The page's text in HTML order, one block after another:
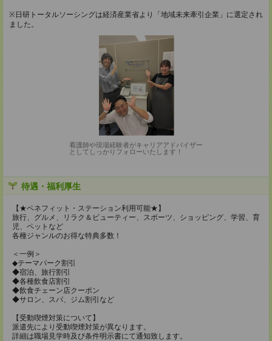
※日研トータルソーシングは経済産業省より「地域未来牽引企業」に選定され
ました。
看護師や現場経験者がキャリアアドバイザー
としてしっかりフォローいたします！
待遇・福利厚生
【★ベネフィット・ステーション利用可能★】
旅行、グルメ、リラク＆ビューティー、スポーツ、ショッピング、学習、育
児、ペットなど
各種ジャンルのお得な特典多数！
＜一例＞
◆テーマパーク割引
◆宿泊、旅行割引
◆各種飲食店割引
◆飲食チェーン店クーポン
◆サロン、スパ、ジム割引など
【受動喫煙対策について】
派遣先により受動喫煙対策が異なります。
詳細は職場見学時及び条件明示書にて通知致します。